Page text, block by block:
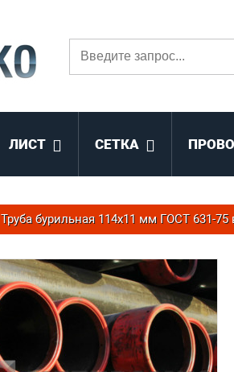
ЛИСТ СЕТКА
Труба бурильная 114x11 мм ГОСТ 631-